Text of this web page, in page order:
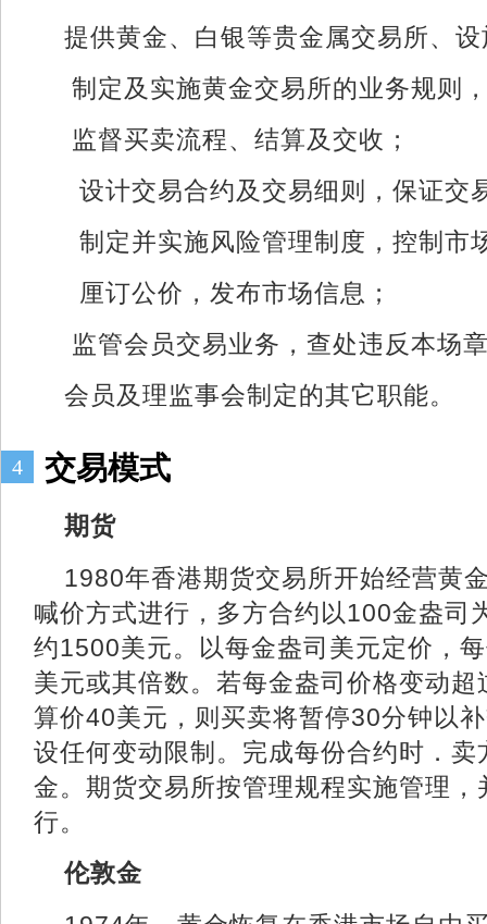
提供黄金、白银等贵金属交易所、
制定及实施黄金交易所的业务规则
监督买卖流程、结算及交收；
设计交易合约及交易细则，保证交
制定并实施风险管理制度，控制市
厘订公价，发布市场信息；
监管会员交易业务，查处违反本场
会员及理监事会制定的其它职能。
4 交易模式
期货
1980年香港期货交易所开始经营黄
喊价方式进行，多方合约以100金盎司
约1500美元。以每金盎司美元定价，
美元或其倍数。若每金盎司价格变动
算价40美元，则买卖将暂停30分钟以
设任何变动限制。完成每份合约时．
金。期货交易所按管理规程实施管理
行。
伦敦金